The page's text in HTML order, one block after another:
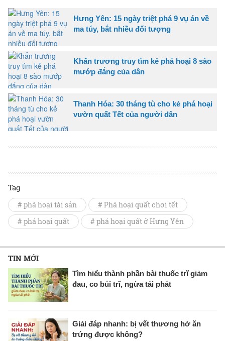
Hưng Yên: 15 ngày triệt phá 9 vụ án về
ma túy, bắt nhiều đối tượng
Khẩn trương truy tìm kẻ phá hoại 8 sào
mướp đắng của dân
Thanh Hóa: 30 tháng tù cho kẻ phá hoại
vườn quất Tết của người dân
Tag
# phá hoại tài sản
# Phá hoại quất chơi tết
# phá hoại quất
# phá hoại quất ở Hưng Yên
TIN MỚI
Tìm hiểu thành phần bài thuốc trĩ giảm
đau, co búi trĩ, ngừa tái phát
Giải đáp nhanh: bị vết thương hở ăn
trứng được không?